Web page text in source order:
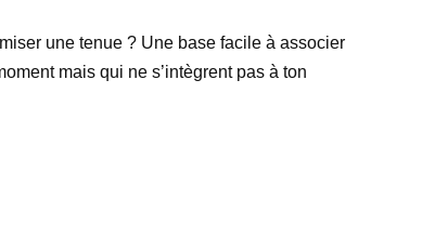
une tenue ? Une base facile à associer
mais qui ne s’intègrent pas à ton